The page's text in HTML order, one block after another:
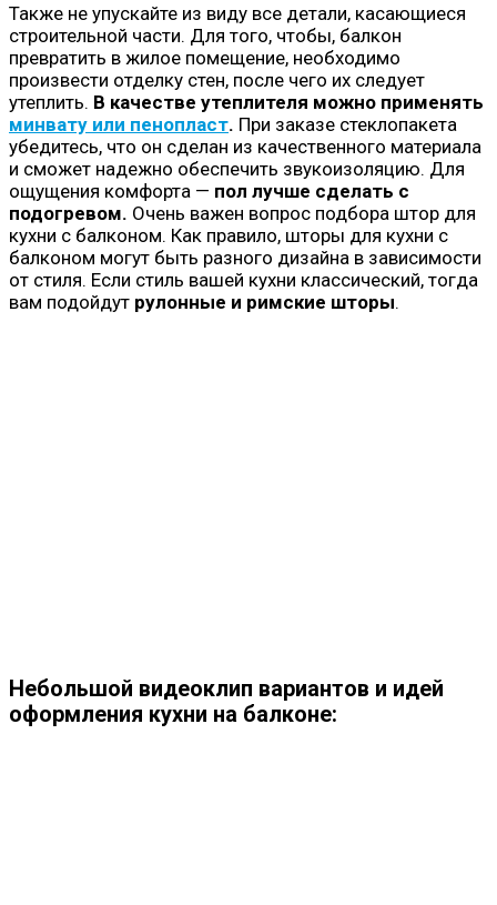
Также не упускайте из виду все детали, касающиеся
строительной части. Для того, чтобы, балкон
превратить в жилое помещение, необходимо
произвести отделку стен, после чего их следует
утеплить. В качестве утеплителя можно применять
минвату или пенопласт. При заказе стеклопакета
убедитесь, что он сделан из качественного материала
и сможет надежно обеспечить звукоизоляцию. Для
ощущения комфорта — пол лучше сделать с
подогревом. Очень важен вопрос подбора штор для
кухни с балконом. Как правило, шторы для кухни с
балконом могут быть разного дизайна в зависимости
от стиля. Если стиль вашей кухни классический, тогда
вам подойдут рулонные и римские шторы.
Небольшой видеоклип вариантов и идей
оформления кухни на балконе: